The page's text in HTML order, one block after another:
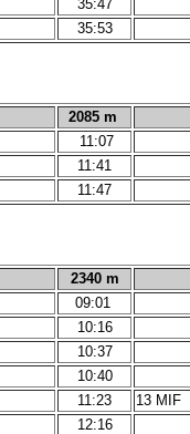
35:47
35:53
2085 m
11:07
11:41
11:47
2340 m
09:01
10:16
10:37
10:40
11:23
13 MIF
12:16